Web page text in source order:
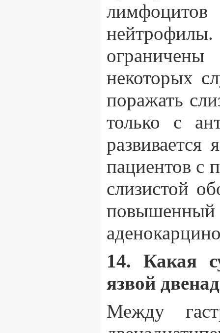
лимфоцитов
некоторых
поражать
только с
развивается
пациентов с
слизистой
14. Какая
язвой
Между